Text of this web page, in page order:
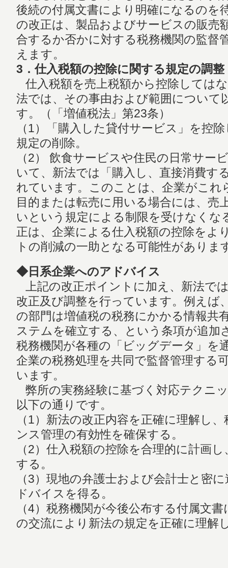
後続の付属文書により明確になるのを
の改正は、製品およびサービスの販売
合するか否かに対する税務機関の監督
えます。
3．仕入税額の控除に関する規定の調整
仕入税額を売上税額から控除しては
法では、その事由および範囲について
す。（「増値税法」第23条）
（1）「購入した貸付サービス」を控
規定の削除。
（2） 飲食サービスや住民の日常サー
いて、新法では「購入し、直接消費す
れています。このことは、企業がこれ
目的または転売に用いる場合には、売
いという規定による制限を受けなくな
正は、企業による仕入税額の控除をよ
トの削減の一助となる可能性がありま
◆日系企業へのアドバイス
上記の改正ポイントに加え、新法で
改正及び調整を行っています。例えば
の部門は増値税の税務にかかる情報共
ステムを確立する、という条項が追加
税務機関が各種の「ビッグデータ」を
企業の税務処理を共同で監督管理する
います。
弊所の実務経験に基づく対応テクニ
以下の通りです。
（1）新法の改正内容を正確に理解し
ンス管理の有効性を確保する。
（2）仕入税額の控除を合理的に計画
する。
（3）現地の弁護士および会計士と密
ドバイスを得る。
（4）税務機関が今後公布する付属文
の交流により新法の規定を正確に理解